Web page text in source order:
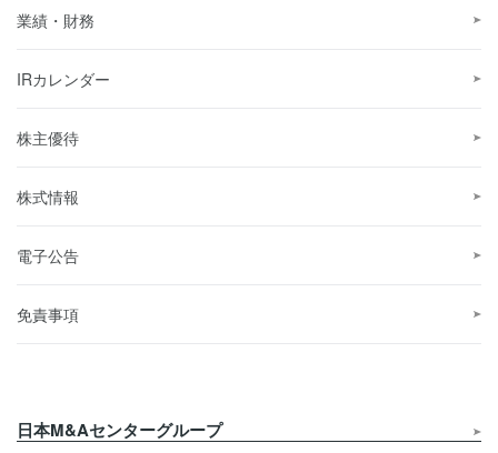
業績・財務
IRカレンダー
株主優待
株式情報
電子公告
免責事項
日本M&Aセンターグループ